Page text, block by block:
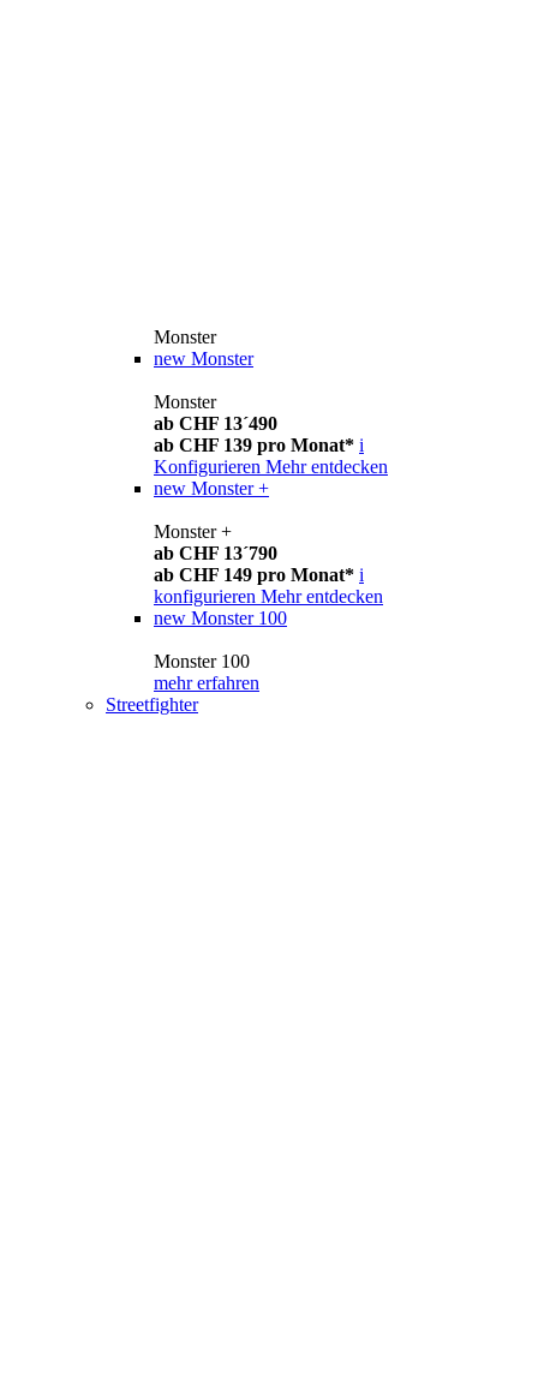
Monster
new Monster
Monster
ab CHF 13´490
ab CHF 139 pro Monat* i
Konfigurieren Mehr entdecken
new Monster +
Monster +
ab CHF 13´790
ab CHF 149 pro Monat* i
konfigurieren Mehr entdecken
new Monster 100
Monster 100
mehr erfahren
Streetfighter